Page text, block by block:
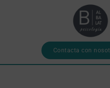
Contacta con